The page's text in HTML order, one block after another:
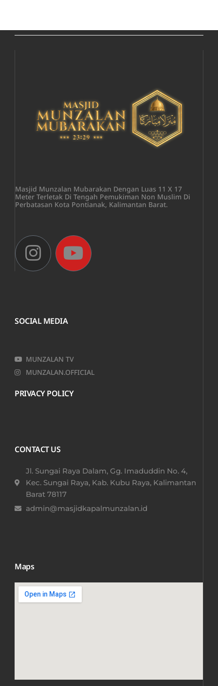
Masjid Munzalan Mubarakan Dengan Luas 11 X 17
Meter Terletak Di Tengah Pemukiman Non Muslim Di
Perbatasan Kota Pontianak, Kalimantan Barat.
SOCIAL MEDIA
MUNZALAN TV
MUNZALAN.OFFICIAL
PRIVACY POLICY
CONTACT US
Jl. Sungai Raya Dalam, Gg. Imaduddin No. 4,
Kec. Sungai Raya, Kab. Kubu Raya, Kalimantan
Barat 78117​
admin@masjidkapalmunzalan.id
Maps